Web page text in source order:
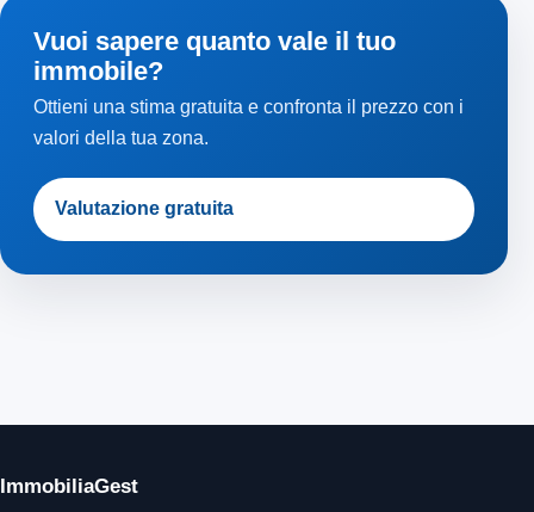
Vuoi sapere quanto vale il tuo
immobile?
Ottieni una stima gratuita e confronta il prezzo con i
valori della tua zona.
Valutazione gratuita
ImmobiliaGest